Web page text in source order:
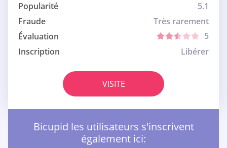
Popularité
5.1
Fraude
Très rarement
Évaluation
5
Inscription
Libérer
VISITE
Bicupid les utilisateurs s'inscrivent
également ici: